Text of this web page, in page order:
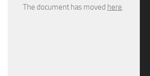
The document has moved here.